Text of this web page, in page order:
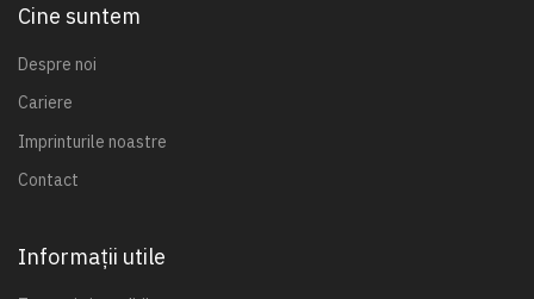
Cine suntem
Despre noi
Cariere
Imprinturile noastre
Contact
Informații utile